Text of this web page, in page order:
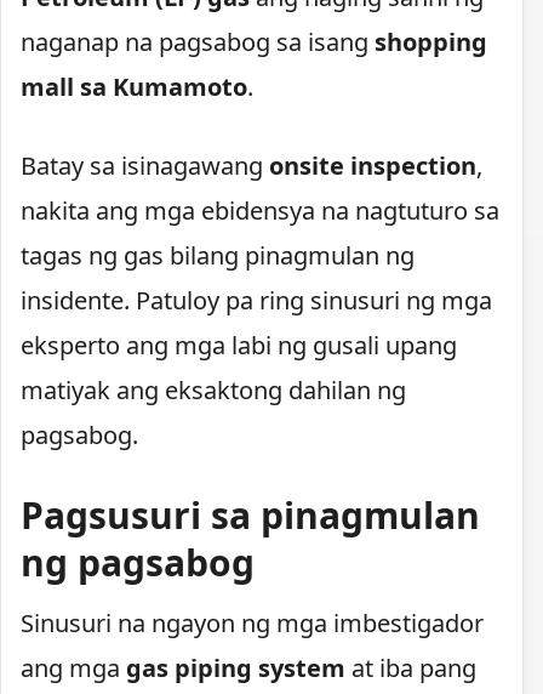
naganap na pagsabog sa isang shopping
mall sa Kumamoto.
Batay sa isinagawang onsite inspection,
nakita ang mga ebidensya na nagtuturo sa
tagas ng gas bilang pinagmulan ng
insidente. Patuloy pa ring sinusuri ng mga
eksperto ang mga labi ng gusali upang
matiyak ang eksaktong dahilan ng
pagsabog.
Pagsusuri sa pinagmulan
ng pagsabog
Sinusuri na ngayon ng mga imbestigador
ang mga gas piping system at iba pang